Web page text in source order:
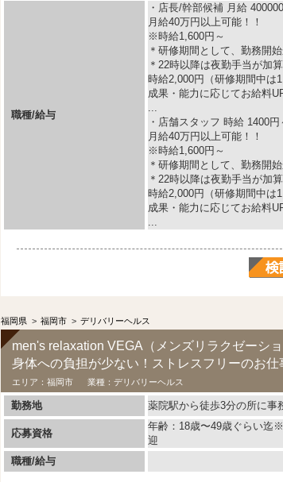
職種/給与
・店長/幹部候補 月給
月給40万円以上可能！！
※時給1,600円～
＊研修期間として、勤務開
＊22時以降は夜勤手当が加算
時給2,000円（研修期間中は
成果・能力に応じてお給料
・店舗スタッフ 時給 1400円
月給40万円以上可能！！
※時給1,600円～
＊研修期間として、勤務開
＊22時以降は夜勤手当が加算
時給2,000円（研修期間中は
成果・能力に応じてお給料
福岡県 > 福岡市 > デリバリーヘルス
men's relaxation VEGA（メンズリラクゼーショ
身体への負担が少ない！ストレスフリーのお
エリア： 福岡市 業種： デリバリーヘルス
勤務地 薬院駅から徒歩3分の所に事
応募資格
年齢：18歳〜49歳ぐらい
迎
職種/給与